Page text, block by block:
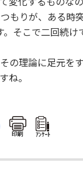
もりが、ある時
そこで二回続
の理論に足元を
ね。
印刷 ｱﾝｹｰﾄ